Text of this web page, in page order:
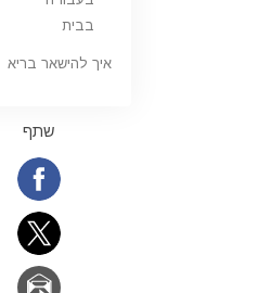
בבית
איך להישאר בריא
שתף